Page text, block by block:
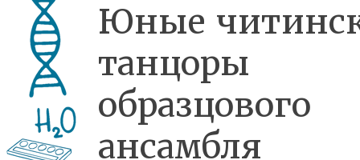
Юные
танцоры
образцового
ансамбля